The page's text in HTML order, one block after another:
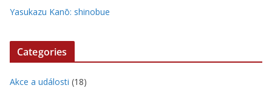
Yasukazu Kanō: shinobue
Categories
Akce a události (18)